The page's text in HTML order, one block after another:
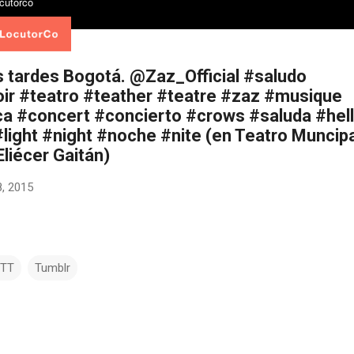
tardes Bogotá. @Zaz_Official #saludo
#teatro #teather #teatre #zaz #musique
#concert #concierto #crows #saluda
#night #noche #nite (en Teatro
Gaitán)
2015
Tumblr